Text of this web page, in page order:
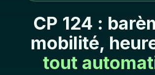
CP 124 :
mobilité,
tout